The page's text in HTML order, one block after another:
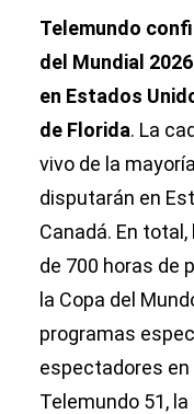
Telemundo
del Mundial
en Estados
de Florida. La
vivo de la
disputarán en
Canadá. En
de 700 horas de
la Copa del
programas
espectadores en
Telemundo 51,